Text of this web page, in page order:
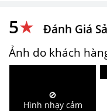
5★ Đánh Giá
Ảnh do khách
🚫
Hình nhạy cảm